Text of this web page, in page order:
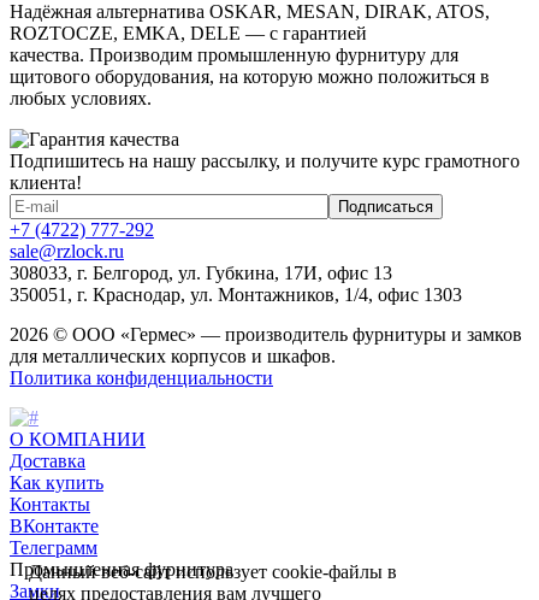
Надёжная альтернатива OSKAR, MESAN, DIRAK, ATOS,
ROZTOCZE, EMKA, DELE — с гарантией
качества. Производим промышленную фурнитуру для
щитового оборудования, на которую можно положиться в
любых условиях.
Подпишитесь на нашу рассылку, и получите курс грамотного
клиента!
+7 (4722) 777-292
sale@rzlock.ru
308033, г. Белгород, ул. Губкина, 17И, офис 13
350051, г. Краснодар, ул. Монтажников, 1/4, офис 1303
2026 © ООО «Гермес» — производитель фурнитуры и замков
для металлических корпусов и шкафов.
Политика конфиденциальности
О КОМПАНИИ
Доставка
Как купить
Контакты
ВКонтакте
Телеграмм
Промышленная фурнитура
Замки
Данный веб-сайт использует cookie-файлы в
целях предоставления вам лучшего